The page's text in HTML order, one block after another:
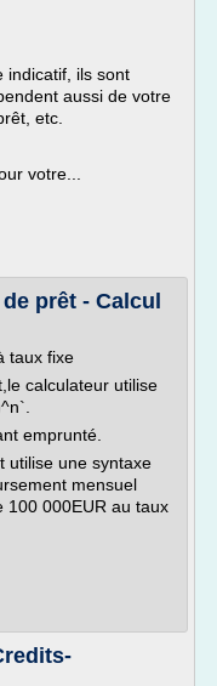
indicatif, ils sont
aussi de votre
etc.
votre...
prêt - Calcul
taux fixe
calculateur utilise
emprunté.
utilise une syntaxe
mensuel
100 000EUR au taux